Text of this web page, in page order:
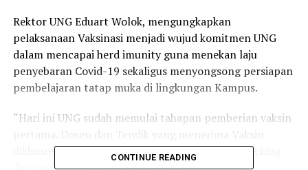
Rektor UNG Eduart Wolok, mengungkapkan
pelaksanaan Vaksinasi menjadi wujud komitmen UNG
dalam mencapai herd imunity guna menekan laju
penyebaran Covid-19 sekaligus menyongsong persiapan
pembelajaran tatap muka di lingkungan Kampus.
“Hari ini UNG sudah memulai tahapan pemberian vaksin
dikhususkan bagi yang telah mengikuti tahap tracking
CONTINUE READING